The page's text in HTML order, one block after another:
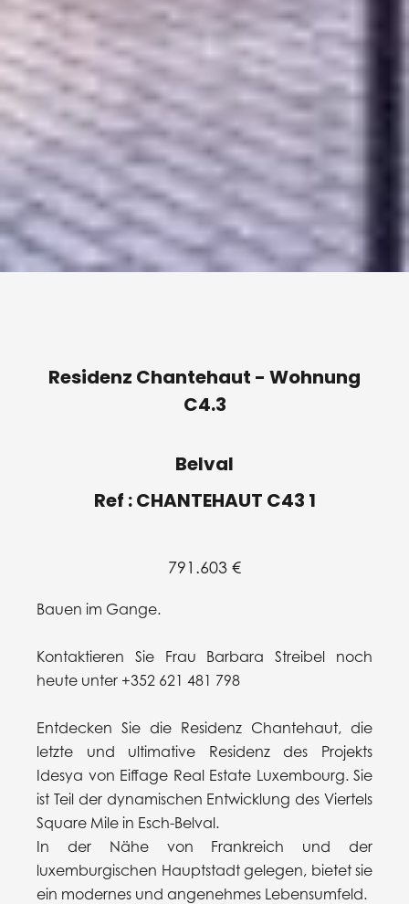
Residenz Chantehaut - Wohnung
C4.3
Belval
Ref : CHANTEHAUT C43 1
791.603 €
Bauen im Gange.
Kontaktieren Sie Frau Barbara Streibel noch
heute unter +352 621 481 798
Entdecken Sie die Residenz Chantehaut, die
letzte und ultimative Residenz des Projekts
Idesya von Eiffage Real Estate Luxembourg. Sie
ist Teil der dynamischen Entwicklung des Viertels
Square Mile in Esch-Belval.
In der Nähe von Frankreich und der
luxemburgischen Hauptstadt gelegen, bietet sie
ein modernes und angenehmes Lebensumfeld.